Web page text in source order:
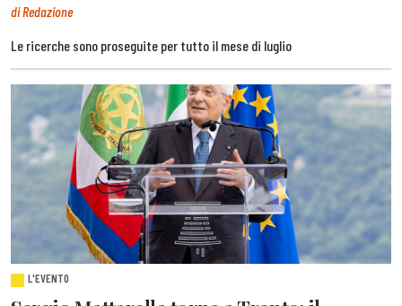
di Redazione
Le ricerche sono proseguite per tutto il mese di luglio
L'EVENTO